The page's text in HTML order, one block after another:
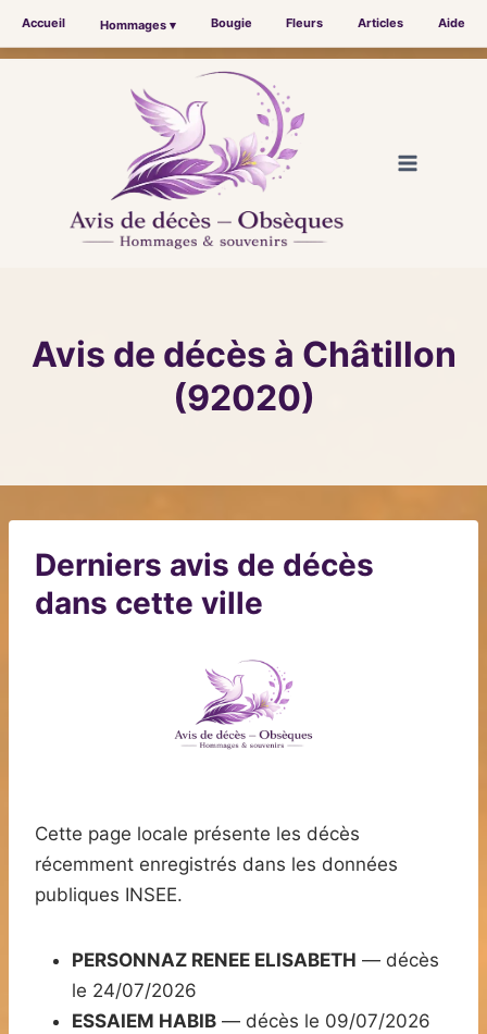
Accueil Hommages ▾ Bougie Fleurs Articles Aide
Avis de décès à Châtillon
(92020)
Derniers avis de décès
dans cette ville
Cette page locale présente les décès
récemment enregistrés dans les données
publiques INSEE.
PERSONNAZ RENEE ELISABETH — décès
le 24/07/2026
ESSAIEM HABIB — décès le 09/07/2026